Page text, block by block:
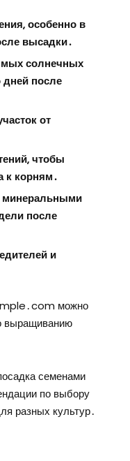
особенно в
высадки․
солнечных
после
от
чтобы
к корням․
минеральными
после
и
можно
выращиванию
семенами
по выбору
разных культур․